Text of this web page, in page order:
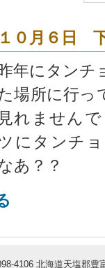
１０月６日
年にタンチ
場所に行っ
見れません
にタンチ
あ？？
4106 北海道天塩郡豊